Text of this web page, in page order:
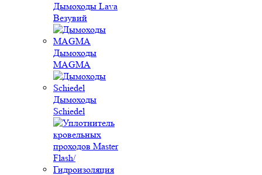
Дымоходы Lava
Везувий
Дымоходы
MAGMA
Дымоходы
Schiedel